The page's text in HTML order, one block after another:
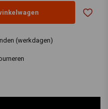
(werkdagen)